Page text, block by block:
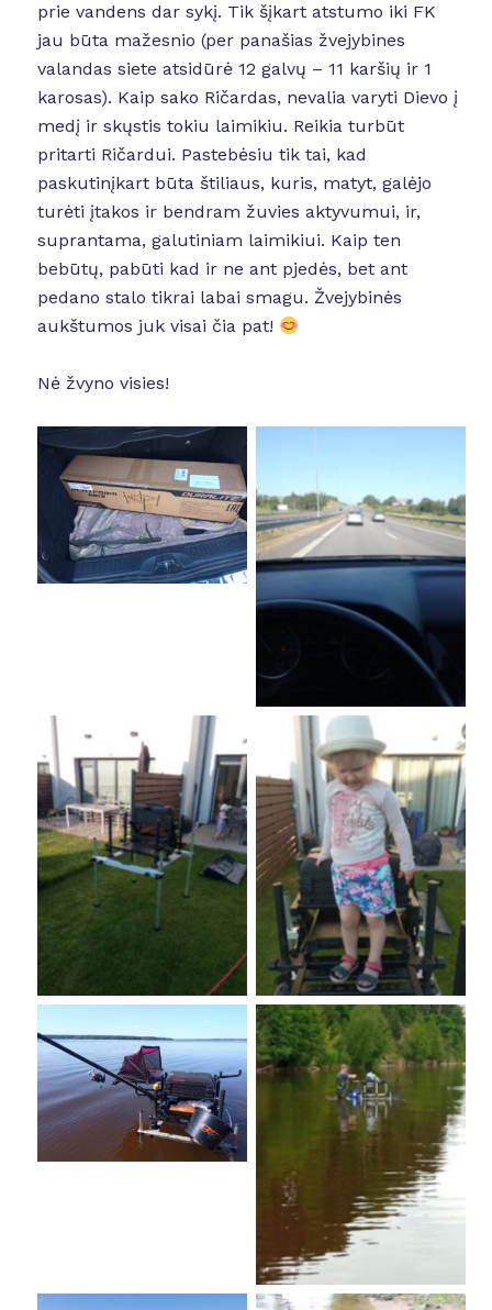
prie vandens dar sykį. Tik šįkart atstumo iki FK
jau būta mažesnio (per panašias žvejybines
valandas siete atsidūrė 12 galvų – 11 karšių ir 1
karosas). Kaip sako Ričardas, nevalia varyti Dievo į
medį ir skųstis tokiu laimikiu. Reikia turbūt
pritarti Ričardui. Pastebėsiu tik tai, kad
paskutinįkart būta štiliaus, kuris, matyt, galėjo
turėti įtakos ir bendram žuvies aktyvumui, ir,
suprantama, galutiniam laimikiui. Kaip ten
bebūtų, pabūti kad ir ne ant pjedės, bet ant
pedano stalo tikrai labai smagu. Žvejybinės
aukštumos juk visai čia pat!
Nė žvyno visies!
No Caption
No Caption
No Caption No Caption
No Caption
No Caption